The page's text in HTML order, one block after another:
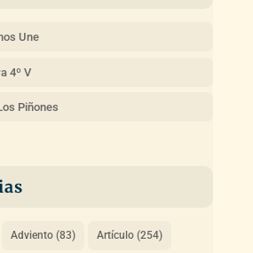
Une
4º V
Piñones
Adviento(83) Artículo(254)